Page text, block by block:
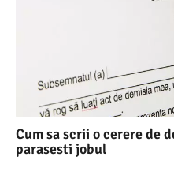
Cum sa scrii o cerere de
parasesti jobul